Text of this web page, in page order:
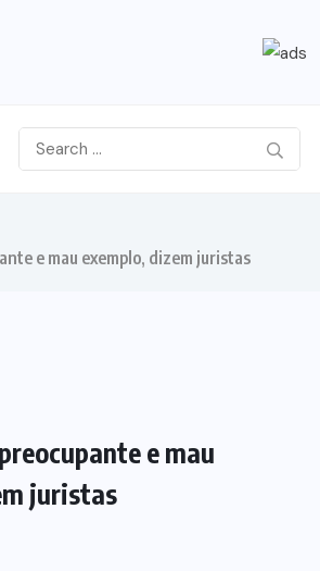
e mau exemplo, dizem juristas
e mau
juristas